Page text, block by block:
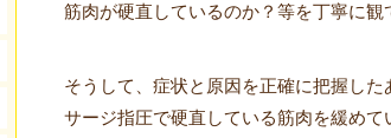
筋肉が硬直しているのか？等を丁寧に観
そうして、症状と原因を正確に把握し
サージ指圧で硬直している筋肉を緩め